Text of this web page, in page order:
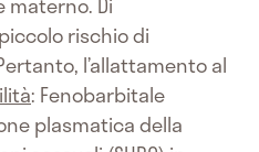
rischio di
l’allattamento al
: Fenobarbitale
plasmatica della